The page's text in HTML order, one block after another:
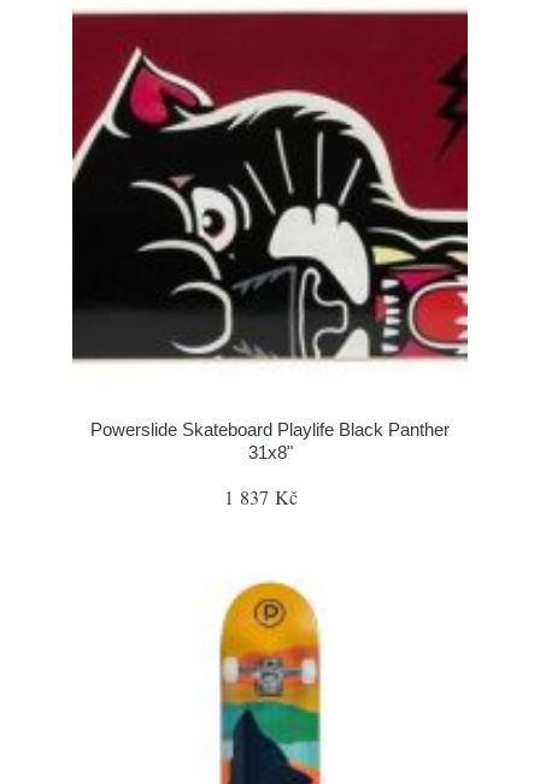
Powerslide Skateboard Playlife Black Panther
31x8"
1 837 Kč